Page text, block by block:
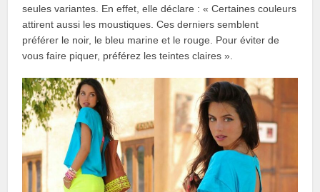
seules variantes. En effet, elle déclare : « Certaines couleurs
attirent aussi les moustiques. Ces derniers semblent
préférer le noir, le bleu marine et le rouge. Pour éviter de
vous faire piquer, préférez les teintes claires ».